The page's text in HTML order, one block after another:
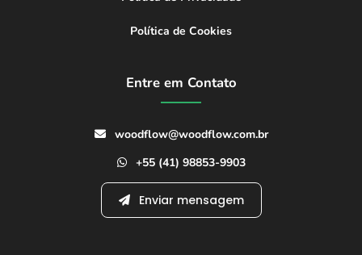
Política de Cookies
Entre em Contato
woodflow@woodflow.com.br
+55 (41) 98853-9903
Enviar mensagem